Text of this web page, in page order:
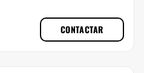
CONTACTAR